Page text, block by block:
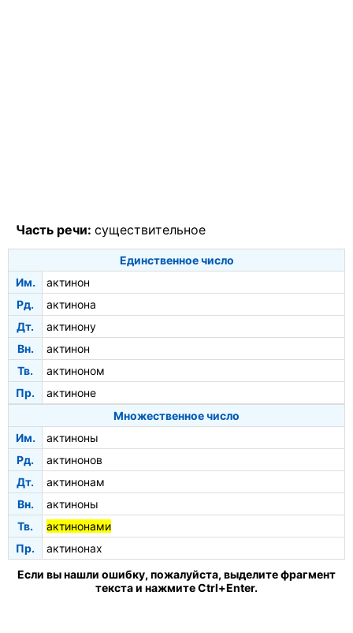
Часть речи: существительное
Единственное число
Им.
актинон
Рд.
актинона
Дт.
актинону
Вн.
актинон
Тв.
актиноном
Пр.
актиноне
Множественное число
Им.
актиноны
Рд.
актинонов
Дт.
актинонам
Вн.
актиноны
Тв.
актинонами
Пр.
актинонах
Если вы нашли ошибку, пожалуйста, выделите фрагмент
текста и нажмите Ctrl+Enter.